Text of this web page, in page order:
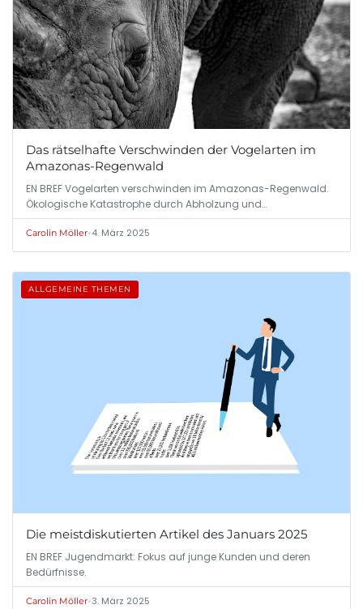
Das rätselhafte Verschwinden der Vogelarten im
Amazonas-Regenwald
EN BREF Vogelarten verschwinden im Amazonas-Regenwald.
Ökologische Katastrophe durch Abholzung und…
Carolin Möller•4. März 2025
ALLGEMEINE THEMEN
Die meistdiskutierten Artikel des Januars 2025
EN BREF Jugendmarkt: Fokus auf junge Kunden und deren
Bedürfnisse.
Carolin Möller•3. März 2025